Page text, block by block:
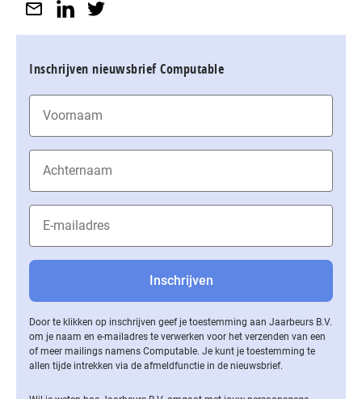
Inschrijven nieuwsbrief Computable
Door te klikken op inschrijven geef je toestemming aan Jaarbeurs B.V.
om je naam en e-mailadres te verwerken voor het verzenden van een
of meer mailings namens Computable. Je kunt je toestemming te
allen tijde intrekken via de af­meld­func­tie in de nieuwsbrief.